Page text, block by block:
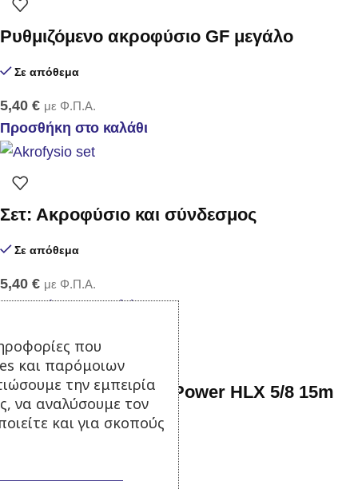
Ρυθμιζόμενο ακροφύσιο GF μεγάλο
Σε απόθεμα
5,40 € με Φ.Π.Α.
Προσθήκη στο καλάθι
Σετ: Ακροφύσιο και σύνδεσμος
Σε απόθεμα
5,40 € με Φ.Π.Α.
Προσθήκη στο καλάθι
Λάστιχο Ποτίσματος Power HLX 5/8 15m
Σε απόθεμα
Προσθήκη στο καλάθι
που
και παρόμοιων
την εμπειρία
να αναλύσουμε τον
και για σκοπούς